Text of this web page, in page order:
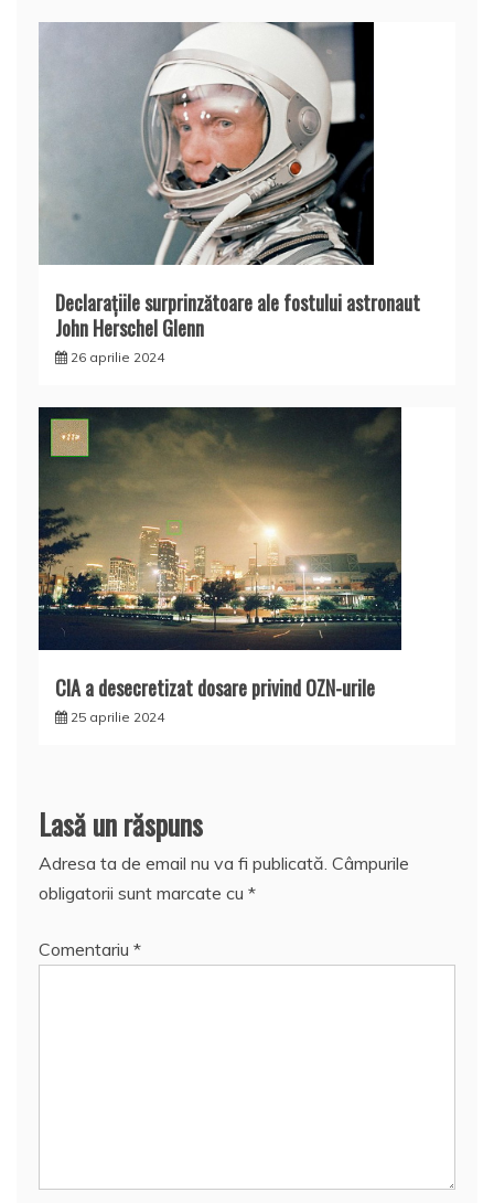
Declaraţiile surprinzătoare ale fostului astronaut
John Herschel Glenn
26 aprilie 2024
CIA a desecretizat dosare privind OZN-urile
25 aprilie 2024
Lasă un răspuns
Adresa ta de email nu va fi publicată. Câmpurile
obligatorii sunt marcate cu *
Comentariu *